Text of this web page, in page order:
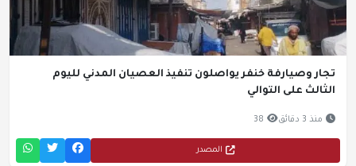
تجار وصيارفة خنفر يواصلون تنفيذ العصيان المدني لليوم
الثالث على التوالي
منذ 3 دقائق 38
المصدر